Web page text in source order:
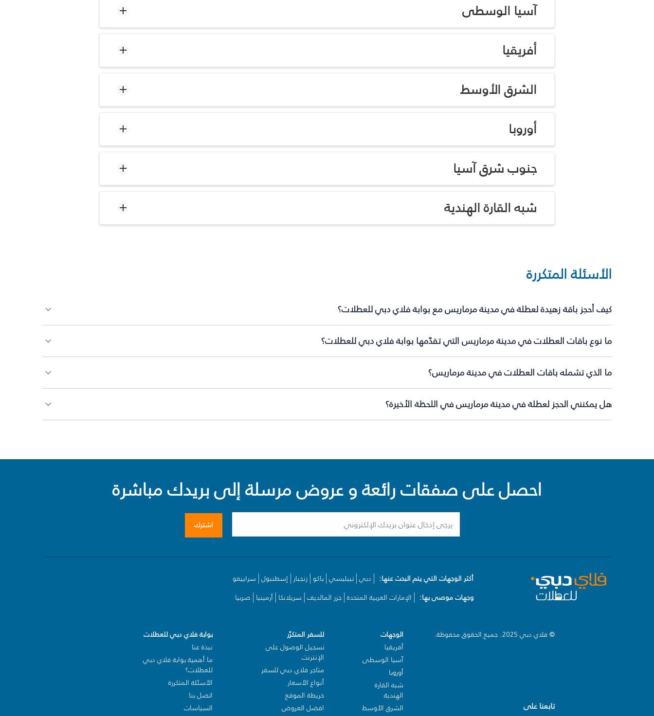
آسيا الوسطى
أفريقيا
الشرق الأوسط
أوروبا
جنوب شرق آسيا
شبه القارة الهندية
الأسئلة المتكررة
كيف أحجز باقة زهيدة لعطلة في مدينة مرماريس مع بوابة فلاي دبي للعطلات؟
ما نوع باقات العطلات في مدينة مرماريس التي تقدّمها بوابة فلاي دبي للعطلات؟
ما الذي تشمله باقات العطلات في مدينة مرماريس؟
هل يمكنني الحجز لعطلة في مدينة مرماريس في اللحظة الأخيرة؟
احصل على صفقات رائعة و عروض مرسلة إلى بريدك مباشرة
اشترك
أكثر الوجهات التي يتم البحث عنها: دبي تبيليسي باكو زنجبار إسطنبول سراييفو
وجهات موصى بها:
الإمارات العربية المتحدة جزر المالديف سريلانكا أرمينيا صربيا
© فلاي دبي 2025. جميع الحقوق محفوظة.
تابعنا على
الوجهات
أفريقيا
آسيا الوسطى
أوروبا
شبه القارة
الهندية
الشرق الأوسط
للسفر المتكرّر
تسجيل الوصول على
الإنترنت
متاجر فلاي دبي للسفر
أنواع الأسعار
خريطة الموقع
افضل العروض
بوابة فلاي دبي للعطلات
نبذة عنا
ما أهمية بوابة فلاي دبي
للعطلات؟
الأسئلة المتكررة
اتصل بنا
السياسات